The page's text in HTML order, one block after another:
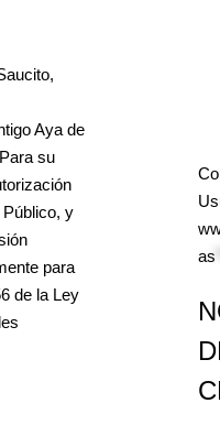
Aya de
su
y
para
de la Ley
as